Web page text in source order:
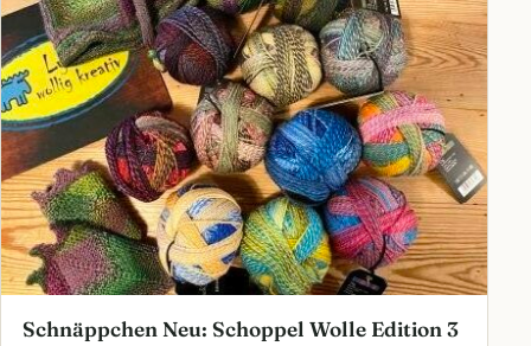
Schnäppchen Neu: Schoppel Wolle Edition 3